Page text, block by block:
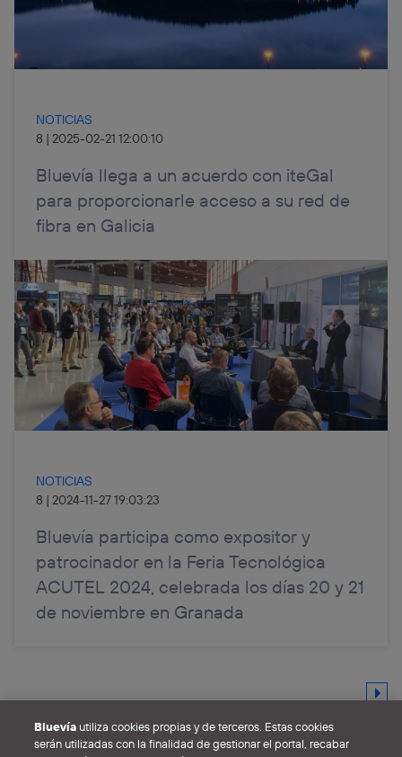
NOTICIAS
8 | 2025-02-21 12:00:10
Bluevía llega a un acuerdo con iteGal
para proporcionarle acceso a su red de
fibra en Galicia
NOTICIAS
8 | 2024-11-27 19:03:23
Bluevía participa como expositor y
patrocinador en la Feria Tecnológica
ACUTEL 2024, celebrada los días 20 y 21
de noviembre en Granada
Bluevía utiliza cookies propias y de terceros. Estas cookies
serán utilizadas con la finalidad de gestionar el portal, recabar